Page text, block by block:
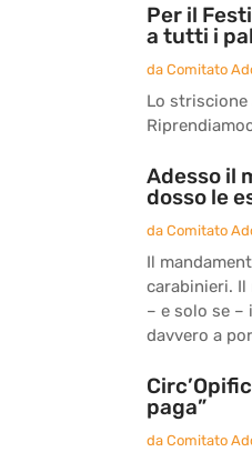
Per il
a tutti i
da Comitato
Lo striscione
Adesso il
dosso le
da Comitato
Il
carabinieri.
– e solo se
davvero a
paga”
da Comitato